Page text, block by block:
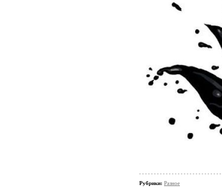
Рубрики: Разное